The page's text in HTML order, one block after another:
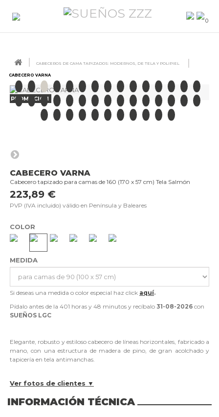
CABECEROS DE CAMA TAPIZADOS: MODERNOS, DE TELA Y POLIPIEL
CABECERO VARNA
PROMOCIÓN
CABECERO VARNA
Cabecero tapizado para camas de 160 (170 x 57 cm) Tela Salmón
223,89 €
PVP (IVA incluido) válido en Península y Baleares
COLOR
MEDIDA
Si deseas una medida o color especial haz click aquí.
Pídalo antes de la 401 horas y 48 minutos y recíbalo 31-08-2026 con
SUEÑOS LGC
Elegante, robusto y estiloso cabecero de líneas horizontales, fabricado a
mano, con una estructura de madera de pino, de gran acolchado y
tapicería en tela antimanchas.
Ver fotos de clientes ▼
INFORMACIÓN TÉCNICA
0